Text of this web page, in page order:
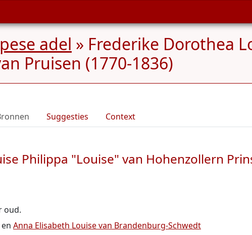
adel » Frederike Dorothea
Pruisen (1770-1836)
Suggesties Context
Philippa "Louise" van Hohenzollern
oud.
en Anna Elisabeth Louise van Brandenburg-Schwedt